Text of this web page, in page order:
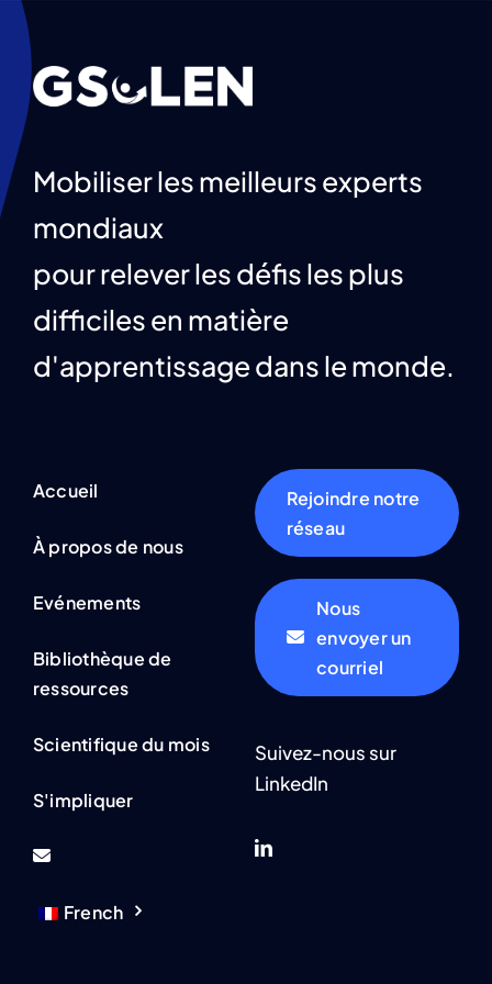
S'impliquer
Nous contacter
French
Mobiliser les meilleurs experts
mondiaux
pour relever les défis les plus
difficiles en matière
d'apprentissage dans le monde.
Accueil
À propos de nous
Evénements
Bibliothèque de
ressources
Scientifique du mois
S'impliquer
French
Rejoindre notre
réseau
Nous
envoyer un
courriel
Suivez-nous sur
LinkedIn